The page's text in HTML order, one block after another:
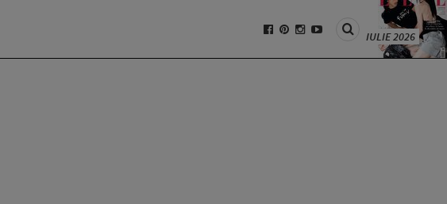
IULIE 2026